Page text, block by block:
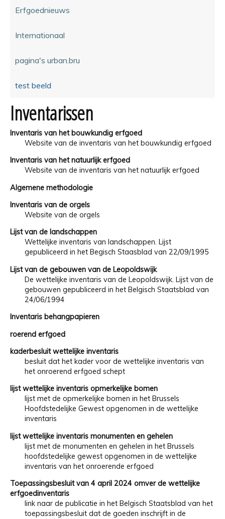
Erfgoednieuws
Internationaal
pagina's urban.bru
test beeld
Inventarissen
Inventaris van het bouwkundig erfgoed
Website van de inventaris van het bouwkundig erfgoed
Inventaris van het natuurlijk erfgoed
Website van de inventaris van het natuurlijk erfgoed
Algemene methodologie
Inventaris van de orgels
Website van de orgels
Lijst van de landschappen
Wettelijke inventaris van landschappen. Lijst
gepubliceerd in het Begisch Staasblad van 22/09/1995
Lijst van de gebouwen van de Leopoldswijk
De wettelijke inventaris van de Leopoldswijk. Lijst van de
gebouwen gepubliceerd in het Belgisch Staatsblad van
24/06/1994
Inventaris behangpapieren
roerend erfgoed
kaderbesluit wettelijke inventaris
besluit dat het kader voor de wettelijke inventaris van
het onroerend erfgoed schept
lijst wettelijke inventaris opmerkelijke bomen
lijst met de opmerkelijke bomen in het Brussels
Hoofdstedelijke Gewest opgenomen in de wettelijke
inventaris
lijst wettelijke inventaris monumenten en gehelen
lijst met de monumenten en gehelen in het Brussels
hoofdstedelijke gewest opgenomen in de wettelijke
inventaris van het onroerende erfgoed
Toepassingsbesluit van 4 april 2024 omver de wettelijke
erfgoedinventaris
link naar de publicatie in het Belgisch Staatsblad van het
toepassingsbesluit dat de goeden inschrijft in de